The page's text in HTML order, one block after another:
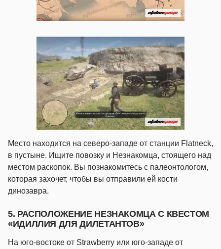
Место находится на северо-западе от станции Flatneck,
в пустыне. Ищите повозку и Незнакомца, стоящего над
местом раскопок. Вы познакомитесь с палеонтологом,
которая захочет, чтобы вы отправили ей кости
динозавра.
5. РАСПОЛОЖЕНИЕ НЕЗНАКОМЦА С КВЕСТОМ
«ИДИЛЛИЯ ДЛЯ ДИЛЕТАНТОВ»
На юго-востоке от Strawberry или юго-западе от